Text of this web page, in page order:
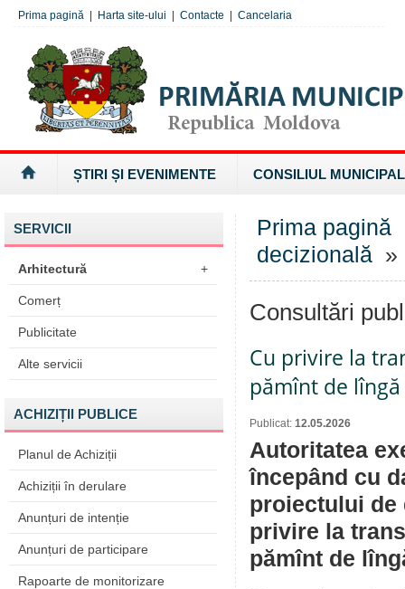
Prima pagină Harta site-ului Contacte Cancelaria
ȘTIRI ȘI EVENIMENTE CONSILIUL MUNICIPAL
SERVICII
Arhitectură +
Comerț
Publicitate
Alte servicii
ACHIZIȚII PUBLICE
Planul de Achiziții
Achiziții în derulare
Anunțuri de intenție
Anunțuri de participare
Rapoarte de monitorizare
Prima pagină
decizională »
Consultări
Cu privire la
pămînt de
Publicat: 12.05.2026
Autoritatea
începând cu
proiectului de
privire la
pămînt de